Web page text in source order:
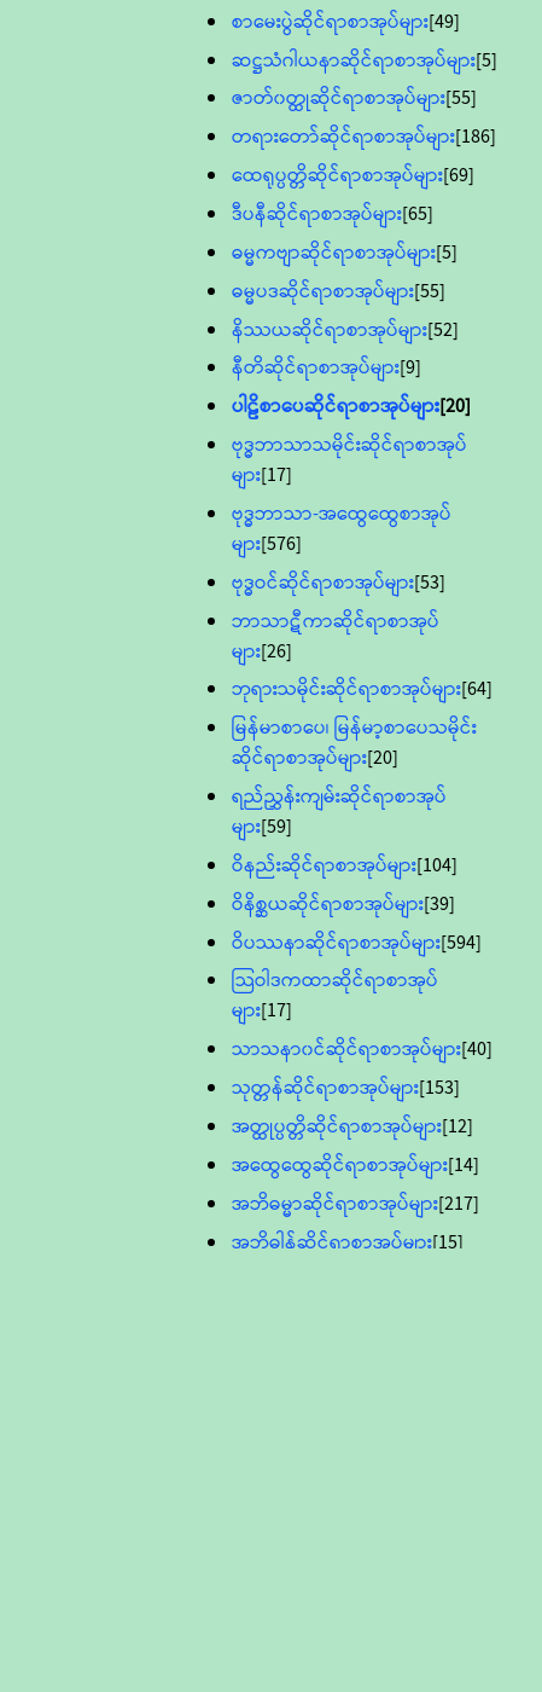
စာမေးပွဲဆိုင်ရာစာအုပ်များ[49]
ဆဋ္ဌသံဂါယနာဆိုင်ရာစာအုပ်များ[5]
ဇာတ်၀တ္ထုဆိုင်ရာစာအုပ်များ[55]
တရားတော်ဆိုင်ရာစာအုပ်များ[186]
ထေရုပ္ပတ္တိဆိုင်ရာစာအုပ်များ[69]
ဒီပနီဆိုင်ရာစာအုပ်များ[65]
ဓမ္မကဗျာဆိုင်ရာစာအုပ်များ[5]
ဓမ္မပဒဆိုင်ရာစာအုပ်များ[55]
နိဿယဆိုင်ရာစာအုပ်များ[52]
နီတိဆိုင်ရာစာအုပ်များ[9]
ပါဠိစာပေဆိုင်ရာစာအုပ်များ[20]
ဗုဒ္ဓဘာသာသမိုင်းဆိုင်ရာစာအုပ်
များ[17]
ဗုဒ္ဓဘာသာ-အထွေထွေစာအုပ်
များ[576]
ဗုဒ္ဓဝင်ဆိုင်ရာစာအုပ်များ[53]
ဘာသာဋီကာဆိုင်ရာစာအုပ်
များ[26]
ဘုရားသမိုင်းဆိုင်ရာစာအုပ်များ[64]
မြန်မာစာပေ၊ မြန်မာ့စာပေသမိုင်း
ဆိုင်ရာစာအုပ်များ[20]
ရည်ညွှန်းကျမ်းဆိုင်ရာစာအုပ်
များ[59]
ဝိနည်းဆိုင်ရာစာအုပ်များ[104]
ဝိနိစ္ဆယဆိုင်ရာစာအုပ်များ[39]
ဝိပဿနာဆိုင်ရာစာအုပ်များ[594]
သြဝါဒကထာဆိုင်ရာစာအုပ်
များ[17]
သာသနာ၀င်ဆိုင်ရာစာအုပ်များ[40]
သုတ္တန်ဆိုင်ရာစာအုပ်များ[153]
အတ္ထုပ္ပတ္တိဆိုင်ရာစာအုပ်များ[12]
အထွေထွေဆိုင်ရာစာအုပ်များ[14]
အဘိဓမ္မာဆိုင်ရာစာအုပ်များ[217]
အဘိဓါန်ဆိုင်ရာစာအုပ်များ[15]